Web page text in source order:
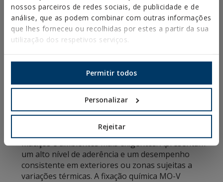
nossos parceiros de redes sociais, de publicidade e de
análise, que as podem combinar com outras informações
que lhes forneceu ou recolhidas por estes a partir da sua
utilização dos respetivos serviços.
Permitir todos
Personalizar
Rejeitar
leves e fixações não estruturais, graças à sua fácil
aplicação e tempos de cura reduzidos. Funcionam
especialmente bem em tijolo e suportes ocos
quando as cargas previstas são baixas. A
formulação MO-P+ Polyester Plus é
habitualmente utilizada em carpintaria metálica e
instalações menos exigentes, oferecendo uma
solução económica e fácil de aplicar.
Resinas viniléster: proporcionam uma
resistência química e térmica superior ao
poliéster, sendo adequadas para betão, suportes
maciços e ambientes mais exigentes. Apresentam
um alto nível de aderência e um desempenho
consistente em exteriores ou zonas sujeitas a
variações térmicas. A fixação química MO-V